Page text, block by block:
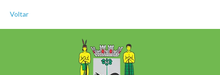
Voltar